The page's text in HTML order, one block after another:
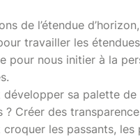
de l’étendue
travailler les
pour nous initier à la
développer sa palette
? Créer des
croquer les passants,